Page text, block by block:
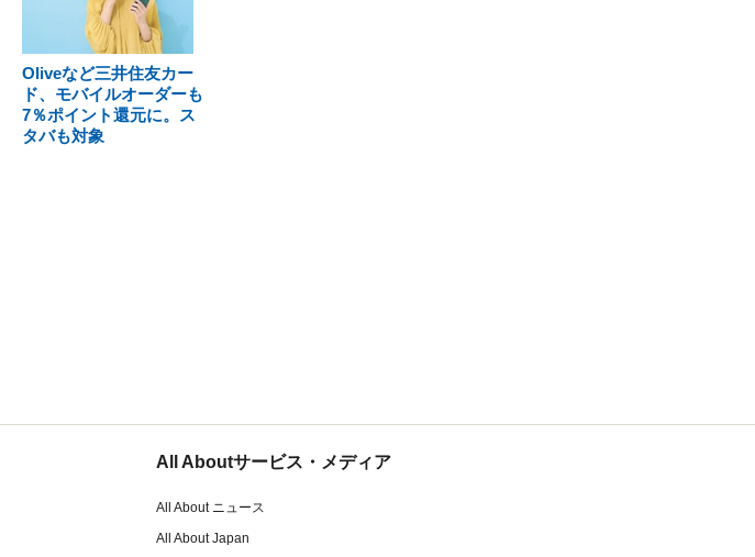
Oliveなど三井住友カー
ド、モバイルオーダーも
7％ポイント還元に。ス
タバも対象
All Aboutサービス・メディア
All About ニュース
All About Japan